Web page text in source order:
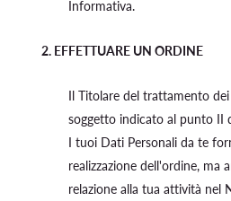
Informativa.
2. EFFETTUARE UN ORDINE
Il Titolare del trattamento
soggetto indicato al punto II
I tuoi Dati Personali da te
realizzazione dell'ordine, ma
relazione alla tua attività nel